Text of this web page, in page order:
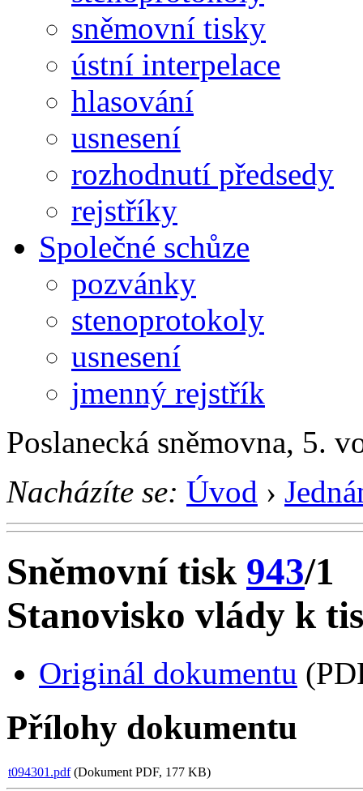
sněmovní tisky
ústní interpelace
hlasování
usnesení
rozhodnutí předsedy
rejstříky
Společné schůze
pozvánky
stenoprotokoly
usnesení
jmenný rejstřík
Poslanecká sněmovna, 5.
Nacházíte se: Úvod ›
Sněmovní tisk 943/1
Stanovisko vlády k
Originál dokumentu
Přílohy dokumentu
t094301.pdf(Dokument PDF, 177 KB)